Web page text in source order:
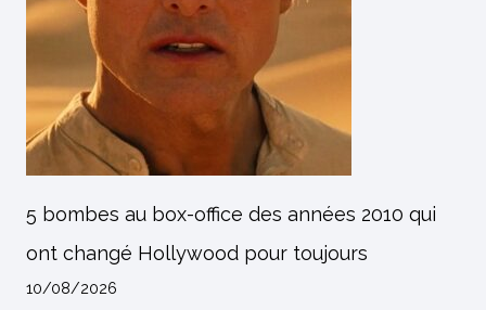
5 bombes au box-office des années 2010 qui
ont changé Hollywood pour toujours
10/08/2026